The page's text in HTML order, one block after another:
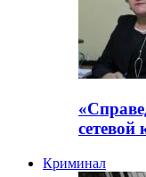
Криминал